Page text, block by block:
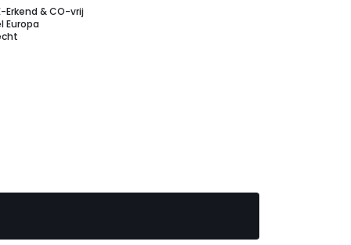
Erkend & CO-vrij
Europa